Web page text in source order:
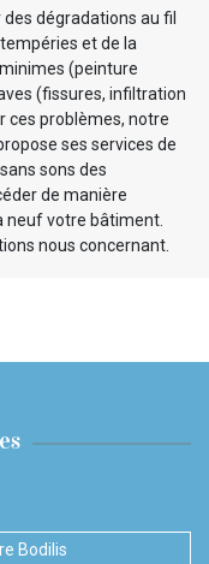
dégradations au fil
et de la
(peinture
(fissures, infiltration
ces problèmes, notre
ses services de
sons des
de manière
neuf votre bâtiment.
nous concernant.
Bodilis